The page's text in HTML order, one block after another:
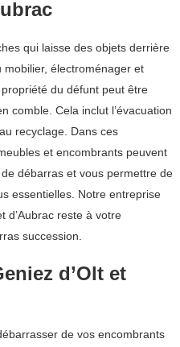
qui laisse des objets derrière
mobilier, électroménager et
du défunt peut être
comble. Cela inclut l’évacuation
recyclage. Dans ces
et encombrants peuvent
débarras et vous permettre de
essentielles. Notre entreprise
d’Aubrac reste à votre
succession.
d’Olt et
de vos encombrants